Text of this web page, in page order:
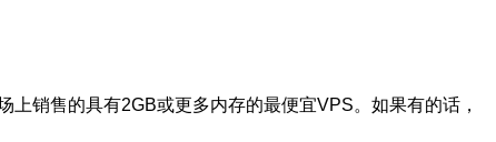
销售的具有2GB或更多内存的最便宜VPS。如果有的话，